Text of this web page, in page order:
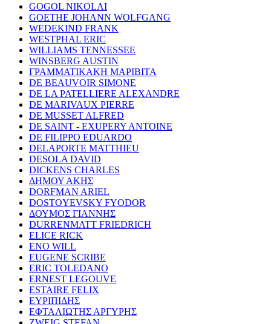
GOGOL NIKOLAI
GOETHE JOHANN WOLFGANG
WEDEKIND FRANK
WESTPHAL ERIC
WILLIAMS TENNESSEE
WINSBERG AUSTIN
ΓΡΑΜΜΑΤΙΚΑΚΗ ΜΑΡΙΒΙΤΑ
DE BEAUVOIR SIMONE
DE LA PATELLIERE ALEXANDRE
DE MARIVAUX PIERRE
DE MUSSET ALFRED
DE SAINT - EXUPERY ANTOINE
DE FILIPPO EDUARDO
DELAPORTE MATTHIEU
DESOLA DAVID
DICKENS CHARLES
ΔΗΜΟΥ ΑΚΗΣ
DORFMAN ARIEL
DOSTOYEVSKY FYODOR
ΔΟΥΜΟΣ ΓΙΑΝΝΗΣ
DURRENMATT FRIEDRICH
ELICE RICK
ENO WILL
EUGENE SCRIBE
ERIC TOLEDANO
ERNEST LEGOUVE
ESTAIRE FELIX
ΕΥΡΙΠΙΔΗΣ
ΕΦΤΑΛΙΩΤΗΣ ΑΡΓΥΡΗΣ